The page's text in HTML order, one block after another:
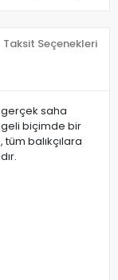
Taksit Seçenekleri
gerçek saha
biçimde bir
balıkçılara